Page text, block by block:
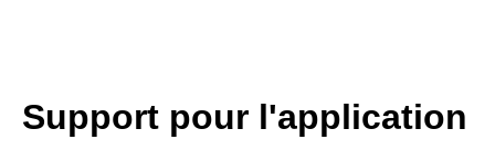
Support pour l'application